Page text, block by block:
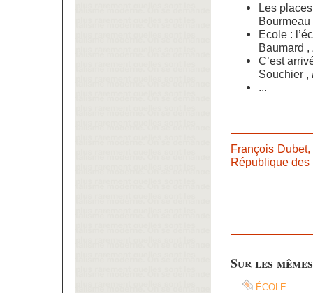
Les
Ecole :
Baumard ,
C’est
Souchier ,
François
République des
Sur les
école